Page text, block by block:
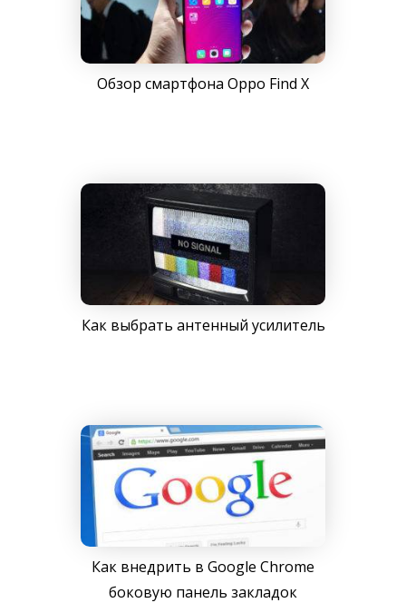
Обзор смартфона Oppo Find X
Как выбрать антенный усилитель
Как внедрить в Google Chrome
боковую панель закладок